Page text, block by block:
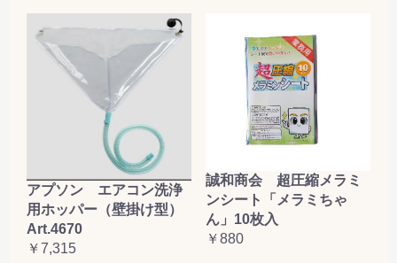
アプソン エアコン洗浄
用ホッパー（壁掛け型）
Art.4670
￥7,315
誠和商会 超圧縮メラミ
ンシート「メラミちゃ
ん」10枚入
￥880